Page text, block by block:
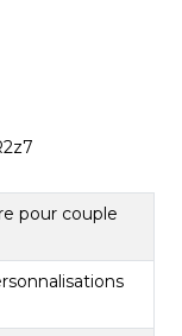
pour couple